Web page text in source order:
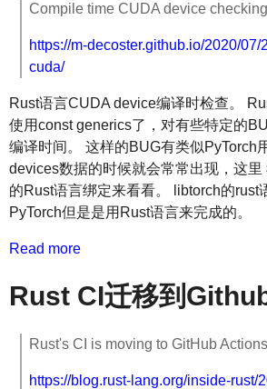
Compile time CUDA device
https://m-decoster.github.io/2020/
cuda/
Rust语言CUDA device编译时检查。
使用const generics了，对有些特定的
编译时间。 这样的BUG有类似PyTorch
devices数据的时候就会常常出现，这里
的Rust语言绑定来看看。 libtorch的rust
PyTorch但是是用Rust语言来完成的。
Read more
Rust CI迁移到
Rust's CI is moving to GitHub Actions
https://blog.rust-lang.org/inside-rust/